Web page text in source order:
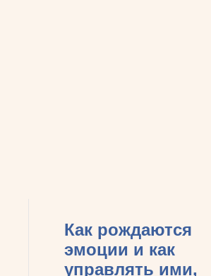
Как рождаются
эмоции и как
управлять ими,